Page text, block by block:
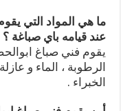
ما هي المواد التي
عند قيامه باي صباغة ؟
يقوم فني صباغ
الرطوبة ، الماء و
الخبراء .